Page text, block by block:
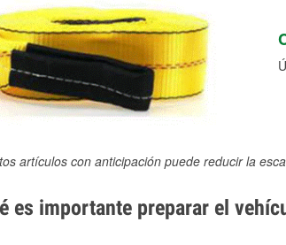
artículos con anticipación puede reducir la
es importante preparar el